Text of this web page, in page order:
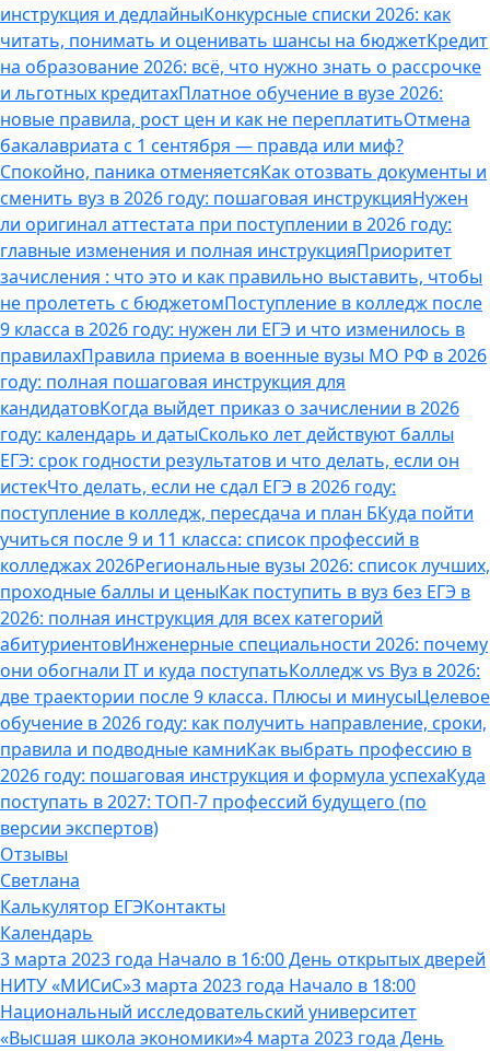
инструкция и дедлайныКонкурсные списки 2026: как
читать, понимать и оценивать шансы на бюджетКредит
на образование 2026: всё, что нужно знать о рассрочке
и льготных кредитахПлатное обучение в вузе 2026:
новые правила, рост цен и как не переплатитьОтмена
бакалавриата с 1 сентября — правда или миф?
Спокойно, паника отменяетсяКак отозвать документы и
сменить вуз в 2026 году: пошаговая инструкцияНужен
ли оригинал аттестата при поступлении в 2026 году:
главные изменения и полная инструкцияПриоритет
зачисления : что это и как правильно выставить, чтобы
не пролететь с бюджетомПоступление в колледж после
9 класса в 2026 году: нужен ли ЕГЭ и что изменилось в
правилахПравила приема в военные вузы МО РФ в 2026
году: полная пошаговая инструкция для
кандидатовКогда выйдет приказ о зачислении в 2026
году: календарь и датыСколько лет действуют баллы
ЕГЭ: срок годности результатов и что делать, если он
истекЧто делать, если не сдал ЕГЭ в 2026 году:
поступление в колледж, пересдача и план БКуда пойти
учиться после 9 и 11 класса: список профессий в
колледжах 2026Региональные вузы 2026: список лучших,
проходные баллы и ценыКак поступить в вуз без ЕГЭ в
2026: полная инструкция для всех категорий
абитуриентовИнженерные специальности 2026: почему
они обогнали IT и куда поступатьКолледж vs Вуз в 2026:
две траектории после 9 класса. Плюсы и минусыЦелевое
обучение в 2026 году: как получить направление, сроки,
правила и подводные камниКак выбрать профессию в
2026 году: пошаговая инструкция и формула успехаКуда
поступать в 2027: ТОП-7 профессий будущего (по
версии экспертов)
Отзывы
Светлана
Калькулятор ЕГЭКонтакты
Календарь
3 марта 2023 года Начало в 16:00 День открытых дверей
НИТУ «МИСиС»3 марта 2023 года Начало в 18:00
Национальный исследовательский университет
«Высшая школа экономики»4 марта 2023 года День